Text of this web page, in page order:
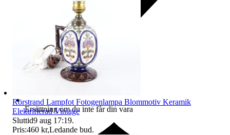
Ersättning om du inte får din vara
Rörstrand Lampfot Fotogenlampa Blommotiv Keramik
Elektrifierad Vintage
Sluttid9 aug 17:19.
Pris:460 kr,Ledande bud.